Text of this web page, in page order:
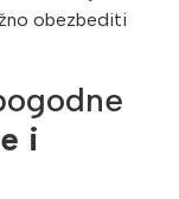
obezbediti
i